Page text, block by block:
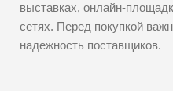
выставках, онлайн-
сетях. Перед покупкой
надежность поставщиков.